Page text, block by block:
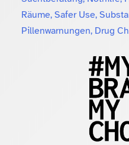
Räume, Safer Use,
Pillenwarnungen, Drug